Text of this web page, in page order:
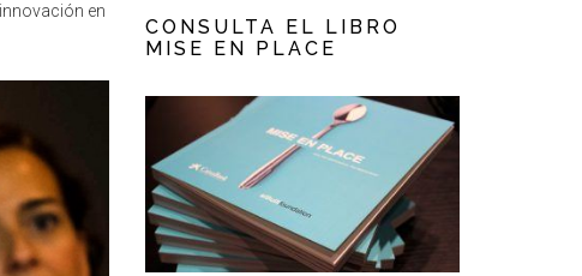
en
CONSULTA EL LIBRO
MISE EN PLACE